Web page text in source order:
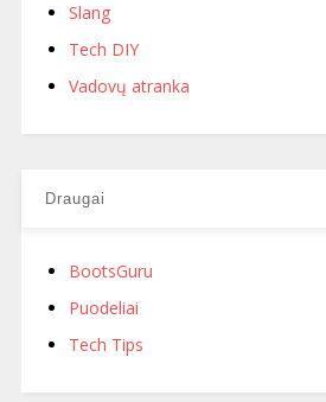
Slang
Tech DIY
Vadovų atranka
Draugai
BootsGuru
Puodeliai
Tech Tips